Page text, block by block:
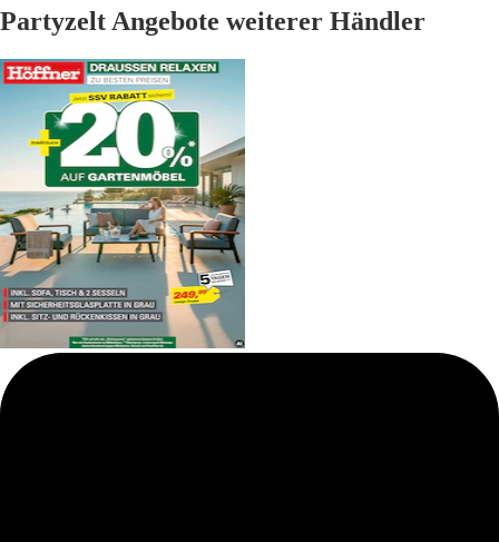
Partyzelt Angebote weiterer Händler